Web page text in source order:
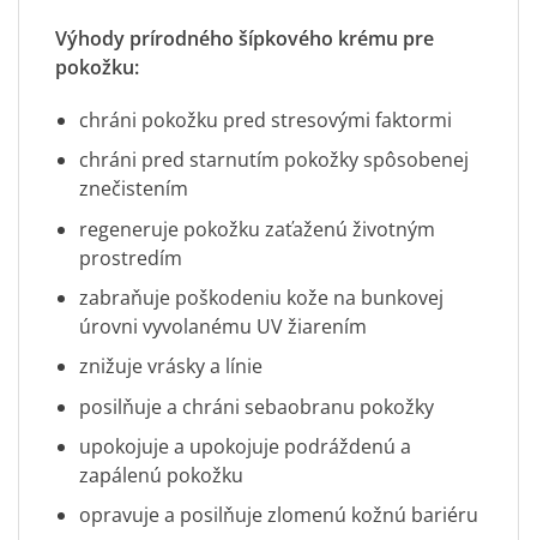
Výhody prírodného šípkového krému pre
pokožku:
chráni pokožku pred stresovými faktormi
chráni pred starnutím pokožky spôsobenej
znečistením
regeneruje pokožku zaťaženú životným
prostredím
zabraňuje poškodeniu kože na bunkovej
úrovni vyvolanému UV žiarením
znižuje vrásky a línie
posilňuje a chráni sebaobranu pokožky
upokojuje a upokojuje podráždenú a
zapálenú pokožku
opravuje a posilňuje zlomenú kožnú bariéru